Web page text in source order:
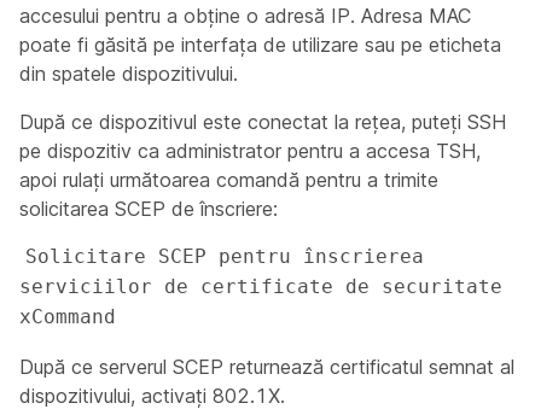
accesului pentru a obține o adresă IP. Adresa MAC
poate fi găsită pe interfața de utilizare sau pe eticheta
din spatele dispozitivului.
După ce dispozitivul este conectat la rețea, puteți SSH
pe dispozitiv ca administrator pentru a accesa TSH,
apoi rulați următoarea comandă pentru a trimite
solicitarea SCEP de înscriere:
Solicitare SCEP pentru înscrierea
serviciilor de certificate de securitate
xCommand
După ce serverul SCEP returnează certificatul semnat al
dispozitivului, activați 802.1X.